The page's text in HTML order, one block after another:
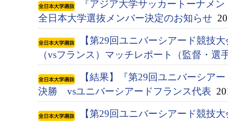
『アジア大学サッカートーナメ
全日本大学選抜メンバー決定のお知らせ
【第29回ユニバーシアード競技
（vsフランス）マッチレポート（監督・選
【結果】『第29回ユニバーシア
決勝 vsユニバーシアードフランス代表
【第29回ユニバーシアード競技